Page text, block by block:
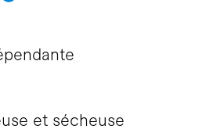
et sécheuse